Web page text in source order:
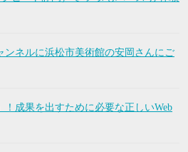
ンネルに浜松市美術館の安岡さんにご
！成果を出すために必要な正しいWeb